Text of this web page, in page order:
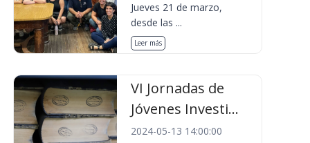
Jueves 21 de marzo,
desde las ...
Leer más
VI Jornadas de
Jóvenes Investi...
2024-05-13 14:00:00